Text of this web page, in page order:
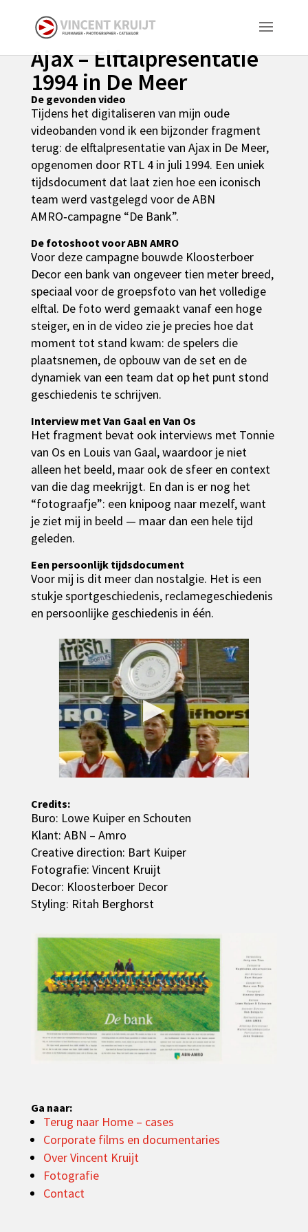
Ajax – Elftalpresentatie
1994 in De Meer
De gevonden video
Tijdens het digitaliseren van mijn oude
videobanden vond ik een bijzonder fragment
terug: de elftalpresentatie van Ajax in De Meer,
opgenomen door RTL 4 in juli 1994. Een uniek
tijdsdocument dat laat zien hoe een iconisch
team werd vastgelegd voor de ABN
AMRO‑campagne “De Bank”.
De fotoshoot voor ABN AMRO
Voor deze campagne bouwde Kloosterboer
Decor een bank van ongeveer tien meter breed,
speciaal voor de groepsfoto van het volledige
elftal. De foto werd gemaakt vanaf een hoge
steiger, en in de video zie je precies hoe dat
moment tot stand kwam: de spelers die
plaatsnemen, de opbouw van de set en de
dynamiek van een team dat op het punt stond
geschiedenis te schrijven.
Interview met Van Gaal en Van Os
Het fragment bevat ook interviews met Tonnie
van Os en Louis van Gaal, waardoor je niet
alleen het beeld, maar ook de sfeer en context
van die dag meekrijgt. En dan is er nog het
“fotograafje”: een knipoog naar mezelf, want
je ziet mij in beeld — maar dan een hele tijd
geleden.
Een persoonlijk tijdsdocument
Voor mij is dit meer dan nostalgie. Het is een
stukje sportgeschiedenis, reclamegeschiedenis
en persoonlijke geschiedenis in één.
▶
Credits:
Buro: Lowe Kuiper en Schouten
Klant: ABN – Amro
Creative direction: Bart Kuiper
Fotografie: Vincent Kruijt
Decor: Kloosterboer Decor
Styling: Ritah Berghorst
Ga naar:
Terug naar Home – cases
Corporate films en documentaries
Over Vincent Kruijt
Fotografie
Contact